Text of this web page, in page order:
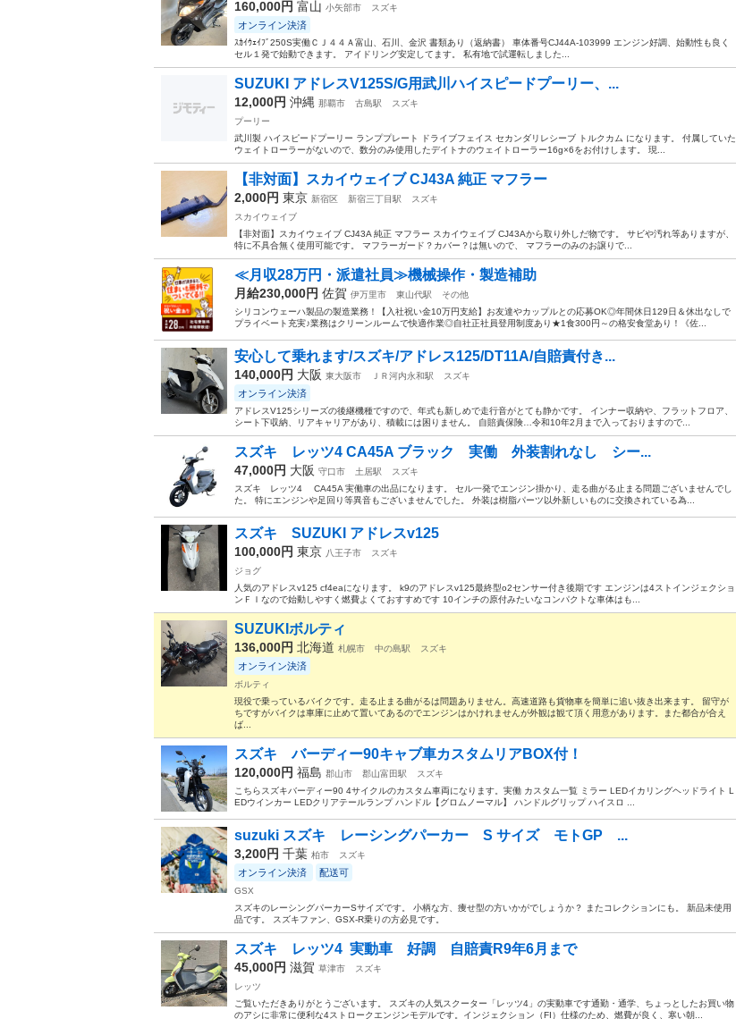
160,000円 富山 小矢部市 スズキ
オンライン決済
ｽｶｲｳｪｲﾌﾞ250S実働ＣＪ４４Ａ富山、石川、金沢 書類あり（返納書） 車体番号CJ44A-103999 エンジン好調、始動性も良く
セル１発で始動できます。 アイドリング安定してます。 私有地で試運転しました...
SUZUKI アドレスV125S/G用武川ハイスピードプーリー、...
12,000円 沖縄 那覇市 古島駅
スズキ
プーリー
武川製 ハイスピードプーリー ランププレート ドライブフェイス セカンダリレシーブ トルクカム になります。 付属していた
ウェイトローラーがないので、数分のみ使用したデイトナのウェイトローラー16g×6をお付けします。 現...
【非対面】スカイウェイブ CJ43A 純正 マフラー
2,000円 東京 新宿区 新宿三丁目駅
スズキ
スカイウェイブ
【非対面】スカイウェイブ CJ43A 純正 マフラー スカイウェイブ CJ43Aから取り外しだ物です。 サビや汚れ等ありますが、
特に不具合無く使用可能です。 マフラーガード？カバー？は無いので、 マフラーのみのお譲りで...
≪月収28万円・派遣社員≫機械操作・製造補助
月給230,000円 佐賀 伊万里市 東山代駅
その他
シリコンウェーハ製品の製造業務！【入社祝い金10万円支給】お友達やカップルとの応募OK◎年間休日129日＆休出なしで
プライベート充実♪業務はクリーンルームで快適作業◎自社正社員登用制度あり★1食300円～の格安食堂あり！《佐...
安心して乗れます/スズキ/アドレス125/DT11A/自賠責付き...
140,000円 大阪 東大阪市 ＪＲ河内永和駅 スズキ
オンライン決済
アドレスV125シリーズの後継機種ですので、年式も新しめで走行音がとても静かです。 インナー収納や、フラットフロア、
シート下収納、リアキャリアがあり、積載には困りません。 自賠責保険…令和10年2月まで入っておりますので...
スズキ レッツ4 CA45A ブラック 実働 外装割れなし シー...
47,000円 大阪 守口市 土居駅
スズキ
スズキ レッツ4 CA45A 実働車の出品になります。 セル一発でエンジン掛かり、走る曲がる止まる問題ございませんでし
た。 特にエンジンや足回り等異音もございませんでした。 外装は樹脂パーツ以外新しいものに交換されている為...
スズキ SUZUKI アドレスv125
100,000円 東京 八王子市
スズキ
ジョグ
人気のアドレスv125 cf4eaになります。 k9のアドレスv125最終型o2センサー付き後期です エンジンは4ストインジェクショ
ンＦＩなので始動しやすく燃費よくておすすめです 10インチの原付みたいなコンパクトな車体はも...
SUZUKIボルティ
136,000円 北海道 札幌市 中の島駅 スズキ
オンライン決済
ボルティ
現役で乗っているバイクです。走る止まる曲がるは問題ありません。高速道路も貨物車を簡単に追い抜き出来ます。 留守が
ちですがバイクは車庫に止めて置いてあるのでエンジンはかけれませんが外観は観て頂く用意があります。また都合が合え
ば...
スズキ バーディー90キャブ車カスタムリアBOX付！
120,000円 福島 郡山市 郡山富田駅
スズキ
こちらスズキバーディー90 4サイクルのカスタム車両になります。実働 カスタム一覧 ミラー LEDイカリングヘッドライト L
EDウインカー LEDクリアテールランプ ハンドル【グロムノーマル】 ハンドルグリップ ハイスロ ...
suzuki スズキ レーシングパーカー S サイズ モトGP ...
3,200円 千葉 柏市 スズキ
オンライン決済 配送可
GSX
スズキのレーシングパーカーSサイズです。 小柄な方、痩せ型の方いかがでしょうか？ またコレクションにも。 新品未使用
品です。 スズキファン、GSX-R乗りの方必見です。
スズキ レッツ4 実動車 好調 自賠責R9年6月まで
45,000円 滋賀 草津市
スズキ
レッツ
ご覧いただきありがとうございます。 スズキの人気スクーター「レッツ4」の実動車です ​通勤・通学、ちょっとしたお買い物
のアシに非常に便利な4ストロークエンジンモデルです。インジェクション（FI）仕様のため、燃費が良く、寒い朝...